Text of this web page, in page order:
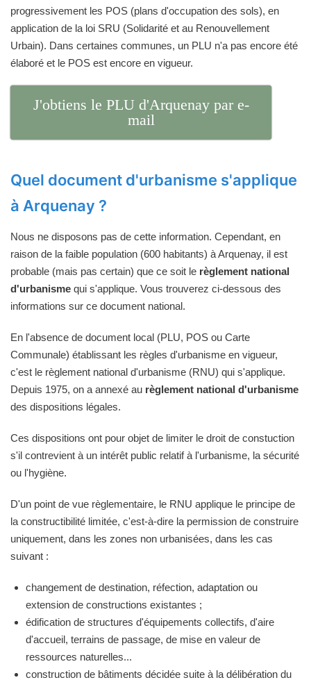
progressivement les POS (plans d'occupation des sols), en
application de la loi SRU (Solidarité et au Renouvellement
Urbain). Dans certaines communes, un PLU n'a pas encore été
élaboré et le POS est encore en vigueur.
J'obtiens le PLU d'Arquenay par e-
mail
Quel document d'urbanisme s'applique
à Arquenay ?
Nous ne disposons pas de cette information. Cependant, en
raison de la faible population (600 habitants) à Arquenay, il est
probable (mais pas certain) que ce soit le règlement national
d'urbanisme qui s'applique. Vous trouverez ci-dessous des
informations sur ce document national.
En l'absence de document local (PLU, POS ou Carte
Communale) établissant les règles d'urbanisme en vigueur,
c'est le règlement national d'urbanisme (RNU) qui s'applique.
Depuis 1975, on a annexé au règlement national d'urbanisme
des dispositions légales.
Ces dispositions ont pour objet de limiter le droit de constuction
s'il contrevient à un intérêt public relatif à l'urbanisme, la sécurité
ou l'hygiène.
D'un point de vue règlementaire, le RNU applique le principe de
la constructibilité limitée, c'est-à-dire la permission de construire
uniquement, dans les zones non urbanisées, dans les cas
suivant :
changement de destination, réfection, adaptation ou
extension de constructions existantes ;
édification de structures d'équipements collectifs, d'aire
d'accueil, terrains de passage, de mise en valeur de
ressources naturelles...
construction de bâtiments décidée suite à la délibération du